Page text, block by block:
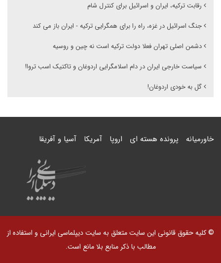
رقابت ترکیه، ایران و اسرائیل برای کنترل شام
جنگ اسرائیل در غزه، راه را برای همگرایی ترکیه - ایران باز می کند
دشمن اصلی تهران فعلا دولت ترکیه است نه چین و روسیه
سیاست خارجی ایران در دام اسلامگرایی اردوغان و تاکتیک اسب تروا!
گل به خودی اردوغان!
خاورمیانه پرونده هسته ای اروپا آمریکا آسیا و آفریقا
© کلیه حقوق قانونی این سایت متعلق به سایت دیپلماسی ایرانی و استفاده از
مطالب با ذکر منابع بلا مانع است.